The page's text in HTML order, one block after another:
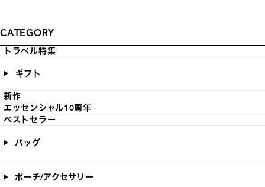
CATEGORY
トラベル特集
ギフト
新作
エッセンシャル10周年
ベストセラー
バッグ
ポーチ/アクセサリー